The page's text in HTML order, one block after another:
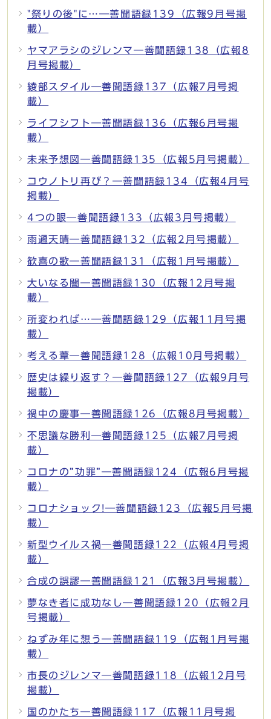
"祭りの後"に…―善聞語録139（広報9月号掲
載）
ヤマアラシのジレンマ―善聞語録138（広報8
月号掲載）
綾部スタイル―善聞語録137（広報7月号掲
載）
ライフシフト―善聞語録136（広報6月号掲
載）
未来予想図―善聞語録135（広報5月号掲載）
コウノトリ再び？―善聞語録134（広報4月号
掲載）
4つの眼―善聞語録133（広報3月号掲載）
雨過天晴―善聞語録132（広報2月号掲載）
歓喜の歌―善聞語録131（広報1月号掲載）
大いなる闇―善聞語録130（広報12月号掲
載）
所変われば…―善聞語録129（広報11月号掲
載）
考える葦―善聞語録128（広報10月号掲載）
歴史は繰り返す？―善聞語録127（広報9月号
掲載）
禍中の慶事―善聞語録126（広報8月号掲載）
不思議な勝利―善聞語録125（広報7月号掲
載）
コロナの”功罪”―善聞語録124（広報6月号掲
載）
コロナショック!―善聞語録123（広報5月号掲
載）
新型ウイルス禍―善聞語録122（広報4月号掲
載）
合成の誤謬―善聞語録121（広報3月号掲載）
夢なき者に成功なし―善聞語録120（広報2月
号掲載）
ねずみ年に想う―善聞語録119（広報1月号掲
載）
市長のジレンマ―善聞語録118（広報12月号
掲載）
国のかたち―善聞語録117（広報11月号掲